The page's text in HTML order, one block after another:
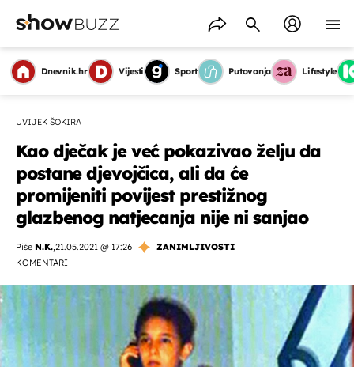
Dnevnik.hr Vijesti Sport Putovanja Lifestyle
UVIJEK ŠOKIRA
Kao dječak je već pokazivao želju da
postane djevojčica, ali da će
promijeniti povijest prestižnog
glazbenog natjecanja nije ni sanjao
Piše N.K.,21.05.2021 @ 17:26
ZANIMLJIVOSTI
KOMENTARI
OMOGUĆI OBAVIJESTI